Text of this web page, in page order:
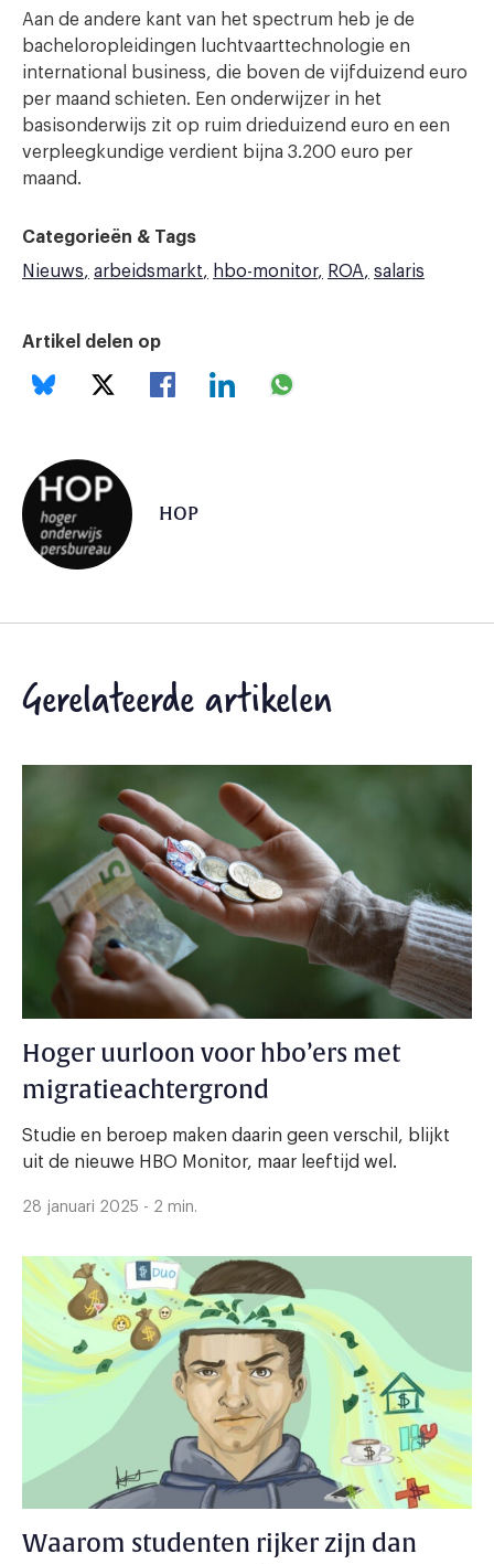
Aan de andere kant van het spectrum heb je de
bacheloropleidingen luchtvaarttechnologie en
international business, die boven de vijfduizend euro
per maand schieten. Een onderwijzer in het
basisonderwijs zit op ruim drieduizend euro en een
verpleegkundige verdient bijna 3.200 euro per
maand.
Categorieën & Tags
Nieuws
arbeidsmarkt hbo-monitor ROA salaris
Artikel delen op
HOP
Gerelateerde artikelen
Hoger uurloon voor hbo’ers met
migratieachtergrond
Studie en beroep maken daarin geen verschil, blijkt
uit de nieuwe HBO Monitor, maar leeftijd wel.
28 januari 2025 - 2 min.
Waarom studenten rijker zijn dan